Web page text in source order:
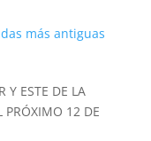
más antiguas
Y ESTE DE LA
PRÓXIMO 12 DE